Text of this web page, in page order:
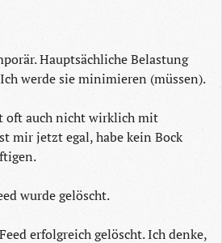
Hauptsächliche Belastung
werde sie minimieren (müssen).
oft auch nicht wirklich mit
mir jetzt egal, habe kein Bock
wurde gelöscht.
erfolgreich gelöscht. Ich denke,